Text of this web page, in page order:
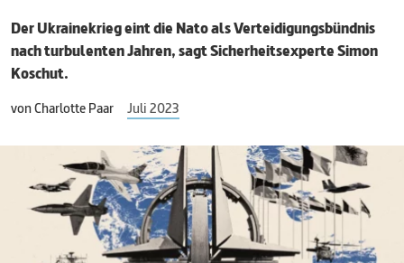
Der Ukrainekrieg eint die Nato als Verteidigungsbündnis
nach turbulenten Jahren, sagt Sicherheitsexperte Simon
Koschut.
vonCharlotte Paar Juli 2023